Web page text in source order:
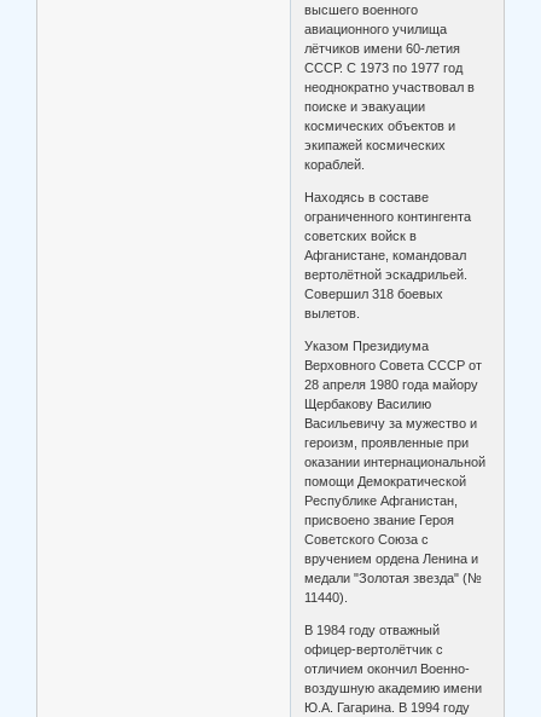
высшего военного
авиационного училища
лётчиков имени 60-летия
СССР. С 1973 по 1977 год
неоднократно участвовал в
поиске и эвакуации
космических объектов и
экипажей космических
кораблей.
Находясь в составе
ограниченного контингента
советских войск в
Афганистане, командовал
вертолётной эскадрильей.
Совершил 318 боевых
вылетов.
Указом Президиума
Верховного Совета СССР от
28 апреля 1980 года майору
Щербакову Василию
Васильевичу за мужество и
героизм, проявленные при
оказании интернациональной
помощи Демократической
Республике Афганистан,
присвоено звание Героя
Советского Союза с
вручением ордена Ленина и
медали "Золотая звезда" (№
11440).
В 1984 году отважный
офицер-вертолётчик с
отличием окончил Военно-
воздушную академию имени
Ю.А. Гагарина. В 1994 году